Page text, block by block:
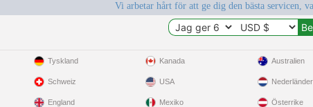
Vi arbetar hårt för att ge dig den bästa servicen,
Tyskland
Schweiz
England
Kanada
USA
Mexiko
Australien
Österrike